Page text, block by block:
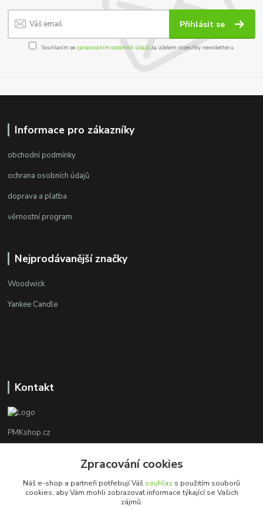
Přihlásit se
Souhlasím se zpracováním osobních údajůza účelem rozesílky newsletteru.
Informace pro zákazníky
obchodní podmínky
ochrana osobních údajů
doprava a platba
věrnostní program
Nejprodávanější značky
Woodwick
Yankee Candle
Kontakt
PMKshop.cz
+420 728 830 042
info@pmkshop.cz
Zpracování cookies
Náš e-shop a partneři potřebují Váš souhlas s použitím souborů
cookies, aby Vám mohli zobrazovat informace týkající se Vašich
zájmů.